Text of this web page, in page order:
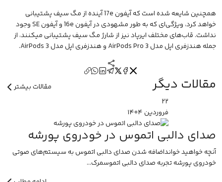
همچنین شایعه شده است که آیفون 17e آینده از مگ سیف پشتیبانی
خواهد کرد، ویژگی‌ای که به طور مشهودی در آیفون 16e و آیفون SE وجود
نداشت. قاب‌های مختلف ایرپاد نیز از شارژ مگ سیف پشتیبانی میکنند، از
جمله هندزفری اپل مدل AirPods Pro 3 وهندزفری اپل مدل AirPods 3 .
مقالات دیگر
مقالات بیشتر
۲۲
فروردین۱۴۰۴
صدای دالبی اتموس در خودروی پورشه
آنچه خواهید خوانداضافه شدن صدای دالبی اتموس به سیستم‌های صوتی
خودروی پورشه تجربه صدای دالبی اتموسمرک...